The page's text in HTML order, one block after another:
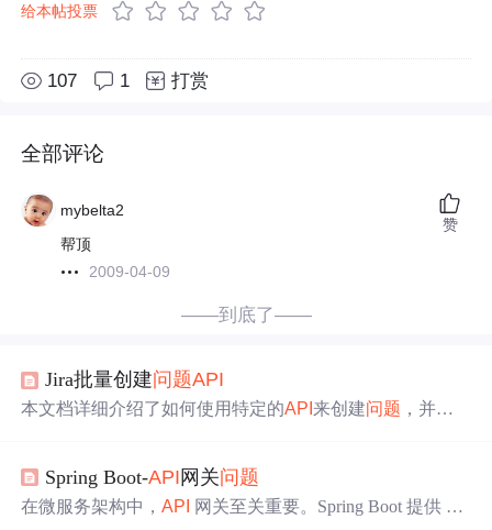
给本帖投票
107 1 打赏
全部评论
mybelta2
帮顶
2009-04-09
赞
——到底了——
Jira批量创建问题API
本文档详细介绍了如何使用特定的API来创建问题 ，并通
态、错误信息、问题 关键字和id以及输入字段的
列表。
Spring Boot-API 网关问题
在微服务架构中，API
网关至关重要。Spring Boot 提供 Spr